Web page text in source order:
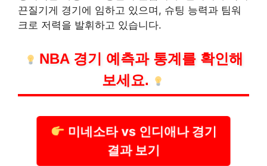
끈질기게 경기에 임하고 있으며, 슈팅 능력과 팀워
크로 저력을 발휘하고 있습니다.
NBA 경기 예측과 통계를 확인해
보세요.
미네소타 vs 인디애나 경기
결과 보기